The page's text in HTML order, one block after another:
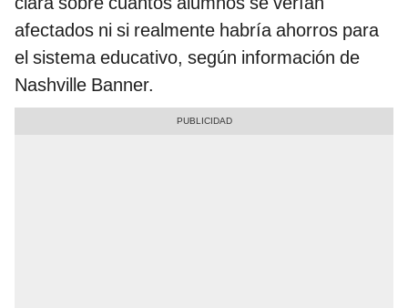
afectados ni si realmente habría ahorros para
el sistema educativo, según información de
Nashville Banner.